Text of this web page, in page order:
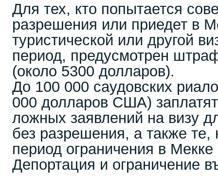
Для тех, кто попытается
разрешения или приедет в
туристической или другой
период, предусмотрен
(около 5300 долларов).
До 100 000 саудовских
000 долларов США)
ложных заявлений на визу
без разрешения, а также те,
период ограничения в
Депортация и ограничение